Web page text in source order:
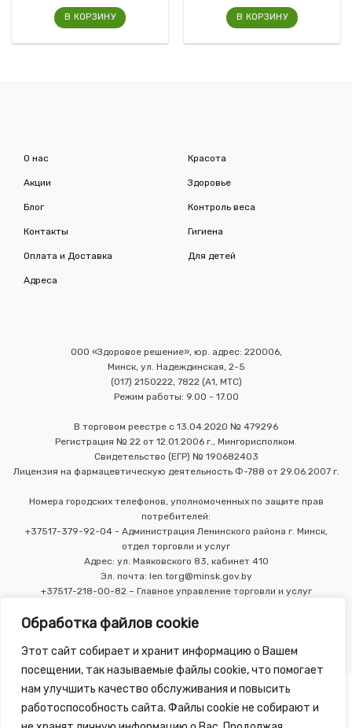
Обработка файлов cookie
Этот сайт собирает и хранит информацию о Вашем
посещении, так называемые файлы cookie, что помогает
нам улучшить качество обслуживания и повысить
работоспособность сайта. Файлы cookie не собирают и
В КОРЗИНУ В КОРЗИНУ
О нас
Акции
Блог
Контакты
Оплата и Доставка
Адреса
Красота
Здоровье
Контроль веса
Гигиена
Для детей
ООО «Здоровое решение», юр. адрес: 220006,
Минск, ул. Надеждинская, 2-5
(017) 2150222, 7822 (А1, МТС)
Режим работы: 9.00 - 17.00
В торговом реестре с 13.04.2020 № 479296
Регистрация № 22 от 12.01.2006 г., Мингорисполком.
Свидетельство (ЕГР) № 190682403
Лицензия на фармацевтическую деятельность Ф-788 от 29.06.2007 г.
Номера городских телефонов, уполномоченных по защите прав
потребителей:
+37517-379-92-04 - Администрация Ленинского района г. Минск,
отдел торговли и услуг
Адрес: ул. Маяковского 83, кабинет 410
Эл. почта: len.torg@minsk.gov.by
+37517-218-00-82 – Главное управление торговли и услуг